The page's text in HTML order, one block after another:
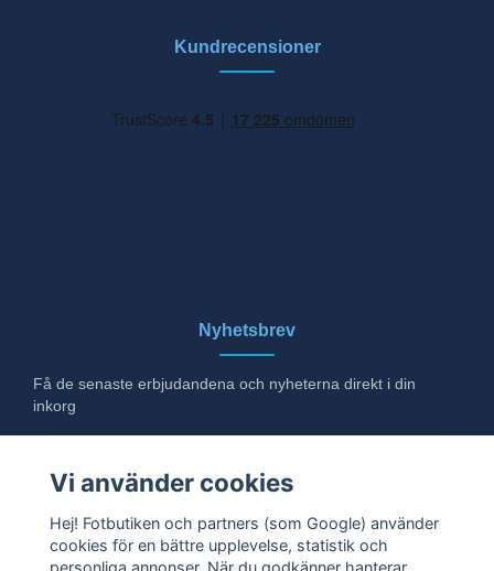
Kundrecensioner
Nyhetsbrev
Få de senaste erbjudandena och nyheterna direkt i din
inkorg
Ja tack!
Vi använder cookies
Hej! Fotbutiken och partners (som Google) använder
cookies för en bättre upplevelse, statistik och
personliga annonser. När du godkänner hanterar